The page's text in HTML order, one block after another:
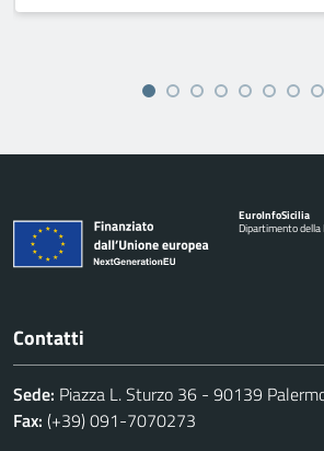
EuroInfoSicilia
Dipartimento
Contatti
Sede: Piazza L. Sturzo 36 - 90139
Fax: (+39) 091-7070273